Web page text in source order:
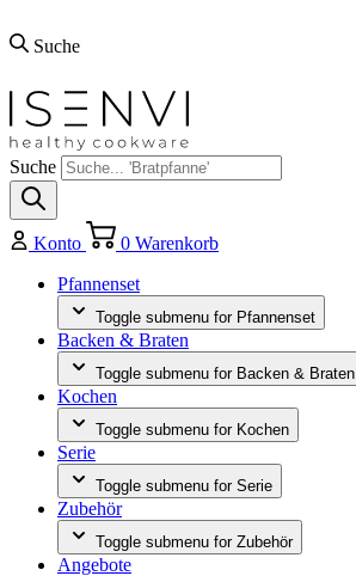
Suche
Suche
Konto 0 Warenkorb
Pfannenset
Toggle submenu for Pfannenset
Backen & Braten
Toggle submenu for Backen & Braten
Kochen
Toggle submenu for Kochen
Serie
Toggle submenu for Serie
Zubehör
Toggle submenu for Zubehör
Angebote